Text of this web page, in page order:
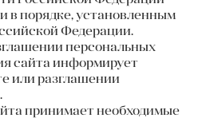
в порядке, установленным
Федерации.
персональных
сайта информирует
или разглашении
принимает необходимые